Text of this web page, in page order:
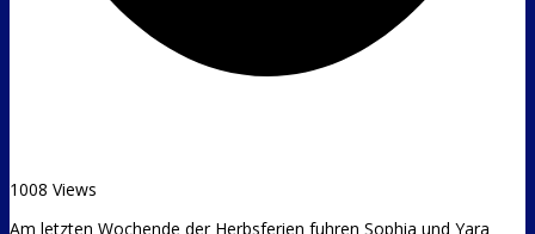
1008 Views
Am letzten Wochende der Herbsferien fuhren Sophia und Yara